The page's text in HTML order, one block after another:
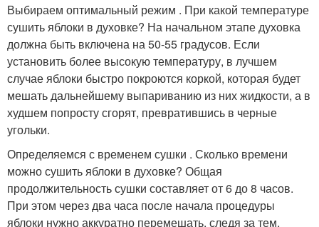
Выбираем оптимальный режим . При какой температуре
сушить яблоки в духовке? На начальном этапе духовка
должна быть включена на 50-55 градусов. Если
установить более высокую температуру, в лучшем
случае яблоки быстро покроются коркой, которая будет
мешать дальнейшему выпариванию из них жидкости, а в
худшем попросту сгорят, превратившись в черные
угольки.
Определяемся с временем сушки . Сколько времени
можно сушить яблоки в духовке? Общая
продолжительность сушки составляет от 6 до 8 часов.
При этом через два часа после начала процедуры
яблоки нужно аккуратно перемешать, следя за тем,